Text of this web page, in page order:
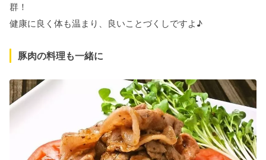
群！
健康に良く体も温まり、良いことづくしですよ♪
豚肉の料理も一緒に